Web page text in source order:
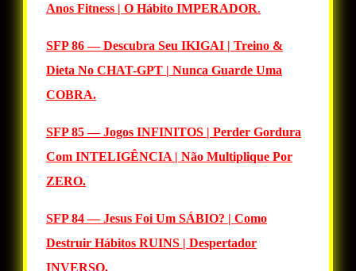
Anos Fitness | O Hábito IMPERADOR.
SFP 86 — Descubra Seu IKIGAI | Treino &
Dieta No CHAT-GPT | Nunca Guarde Uma
COBRA.
SFP 85 — Jogos INFINITOS | Perder Gordura
Com INTELIGÊNCIA | Não Multiplique Por
ZERO.
SFP 84 — Jesus Foi Um SÁBIO? | Como
Destruir Hábitos RUINS | Despertador
INVERSO.